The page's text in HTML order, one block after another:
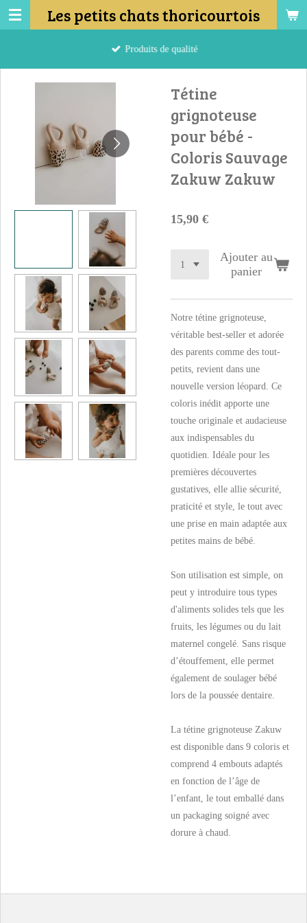
Passer
au
Les petits chats thoricourtois
Produits de qualité
Tétine
grignoteuse
pour bébé -
Coloris Sauvage
Zakuw Zakuw
15,90 €
Ajouter au
panier
Notre tétine grignoteuse,
véritable best-seller et adorée
des parents comme des tout-
petits, revient dans une
nouvelle version léopard. Ce
coloris inédit apporte une
touche originale et audacieuse
aux indispensables du
quotidien. Idéale pour les
premières découvertes
gustatives, elle allie sécurité,
praticité et style, le tout avec
une prise en main adaptée aux
petites mains de bébé.
Son utilisation est simple, on
peut y introduire tous types
d'aliments solides tels que les
fruits, les légumes ou du lait
maternel congelé. Sans risque
d’étouffement, elle permet
également de soulager bébé
lors de la poussée dentaire.
La tétine grignoteuse Zakuw
est disponible dans 9 coloris et
comprend 4 embouts adaptés
en fonction de l’âge de
l’enfant, le tout emballé dans
un packaging soigné avec
dorure à chaud.